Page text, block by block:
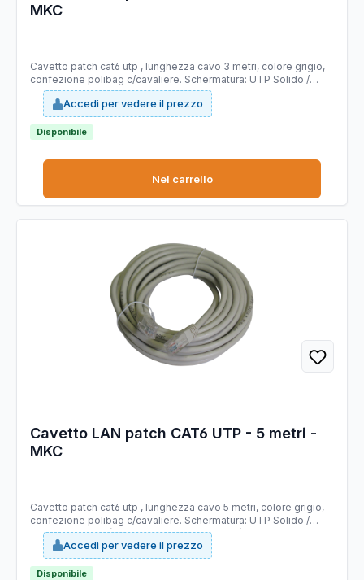
MKC
Cavetto patch cat6 utp , lunghezza cavo 3 metri, colore grigio,
confezione polibag c/cavaliere. Schermatura: UTP Solido /
Trefolo: Trefolo (4 coppie fili trefoli AVVG26) Collegamento:
EIA/TIA T568B Colore: grigio Lunghezza cavo: 3 metri
Categoria: 6 Confezione - Cavaliere appendibile
Accedi per vedere il prezzo
Disponibile
Nel carrello
Cavetto LAN patch CAT6 UTP - 5 metri -
MKC
Cavetto patch cat6 utp , lunghezza cavo 5 metri, colore grigio,
confezione polibag c/cavaliere. Schermatura: UTP Solido /
Trefolo: Trefolo (4 coppie fili trefoli AVVG26) Collegamento:
EIA/TIA T568B Colore: grigio Lunghezza cavo: 5 metri
Categoria: 6 Confezione - Cavaliere appendibile
Accedi per vedere il prezzo
Disponibile